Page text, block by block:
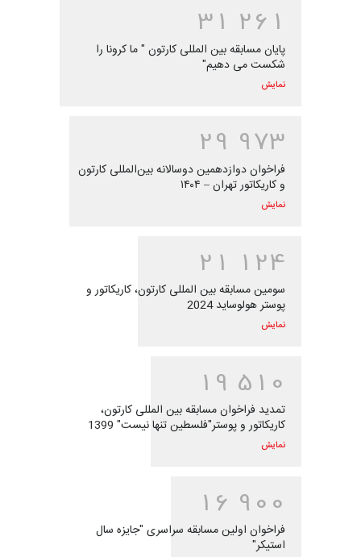
31 26 1
پایان مسابقه بین المللی کارتون " ما کرونا را
شکست می دهیم"
نمایش
29 973
فراخوان دوازدهمین دوسالانه بین‌المللی کارتون
و کاریکاتور تهران – ۱۴۰۴
نمایش
2 1 1 24
سومین مسابقه بین المللی کارتون، کاریکاتور و
پوستر هولوساید 2024
نمایش
1 9 51 0
تمدید فراخوان مسابقه بین المللی کارتون،
کاریکاتور و پوستر"فلسطین تنها نیست" 1399
نمایش
1 6 900
فراخوان اولین مسابقه سراسری "جایزه سال
استیکر"